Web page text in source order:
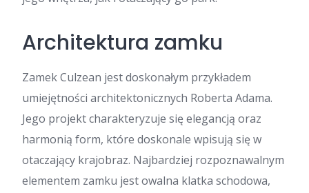
Architektura zamku
Zamek Culzean jest doskonałym przykładem
umiejętności architektonicznych Roberta Adama.
Jego projekt charakteryzuje się elegancją oraz
harmonią form, które doskonale wpisują się w
otaczający krajobraz. Najbardziej rozpoznawalnym
elementem zamku jest owalna klatka schodowa,